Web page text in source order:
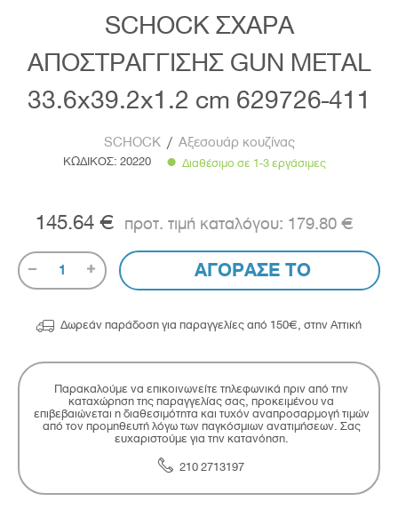
SCHOCK ΣΧΑΡΑ
ΑΠΟΣΤΡΑΓΓΙΣΗΣ GUN METAL
33.6x39.2x1.2 cm 629726-411
SCHOCK / Αξεσουάρ κουζίνας
ΚΩΔΙΚΟΣ: 20220 Διαθέσιμο σε 1-3 εργάσιμες
145.64 € 179.80 €
1 ΑΓΟΡΑΣΕ ΤΟ
 Δωρεάν παράδοση για παραγγελίες από 150€, στην Αττική
Παρακαλούμε να επικοινωνείτε τηλεφωνικά πριν από την
καταχώρηση της παραγγελίας σας, προκειμένου να
επιβεβαιώνεται η διαθεσιμότητα και τυχόν αναπροσαρμογή τιμών
από τον προμηθευτή λόγω των παγκόσμιων ανατιμήσεων. Σας
ευχαριστούμε για την κατανόηση.
210 2713197